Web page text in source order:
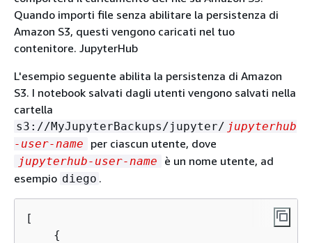
Quando importi file senza abilitare la persistenza di
Amazon S3, questi vengono caricati nel tuo
contenitore. JupyterHub
L'esempio seguente abilita la persistenza di Amazon
S3. I notebook salvati dagli utenti vengono salvati nella
cartella
s3://MyJupyterBackups/jupyter/ jupyterhub
-user-name
per ciascun utente, dove
jupyterhub-user-name
è un nome utente, ad
esempio diego .
[
{